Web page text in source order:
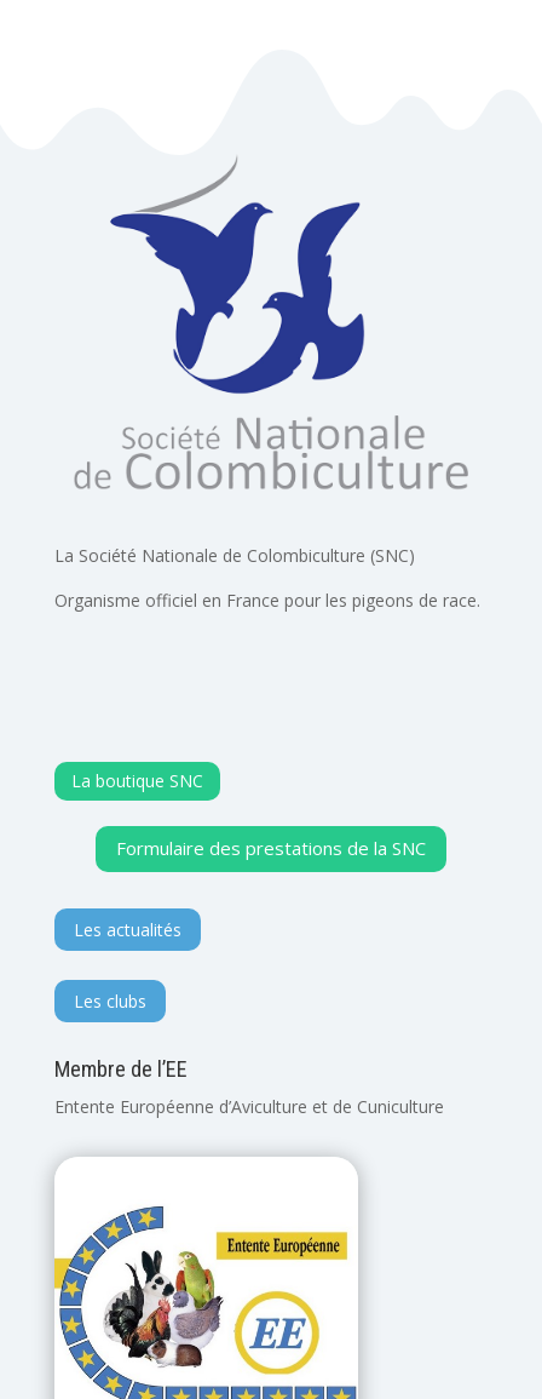
La Société Nationale de Colombiculture (SNC)
Organisme officiel en France pour les pigeons de race.
La boutique SNC
Formulaire des prestations de la SNC
Les actualités
Les clubs
Membre de l’EE
Entente Européenne d’Aviculture et de Cuniculture